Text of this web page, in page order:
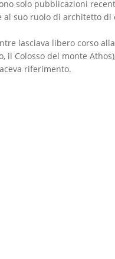
solo pubblicazioni
suo ruolo di architetto
lasciava libero corso
Colosso del monte
riferimento.